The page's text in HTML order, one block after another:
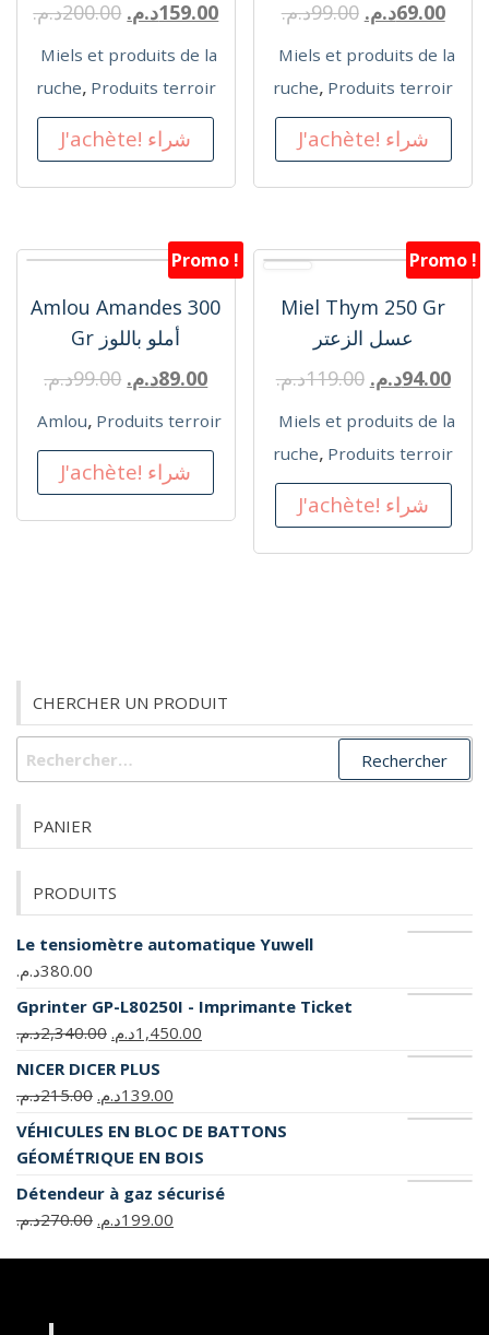
200.00د.م. 159.00د.م.
Miels et produits de la
ruche, Produits terroir
J'achète! شراء
99.00د.م. 69.00د.م.
Miels et produits de la
ruche, Produits terroir
J'achète! شراء
Promo !
Amlou Amandes 300
Gr أملو باللوز
99.00د.م. 89.00د.م.
Amlou, Produits terroir
J'achète! شراء
Promo !
Miel Thym 250 Gr
عسل الزعتر
119.00د.م. 94.00د.م.
Miels et produits de la
ruche, Produits terroir
J'achète! شراء
CHERCHER UN PRODUIT
Rechercher :
PANIER
PRODUITS
Le tensiomètre automatique Yuwell
380.00د.م.
Gprinter GP-L80250I - Imprimante Ticket
2,340.00د.م. 1,450.00د.م.
NICER DICER PLUS
215.00د.م. 139.00د.م.
VÉHICULES EN BLOC DE BATTONS
GÉOMÉTRIQUE EN BOIS
Détendeur à gaz sécurisé
270.00د.م. 199.00د.م.